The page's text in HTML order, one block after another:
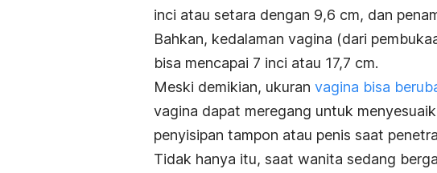
inci atau setara dengan 9,6 cm, dan
Bahkan, kedalaman vagina (dari
bisa mencapai 7 inci atau 17,7 cm.
Meski demikian, ukuran vagina bisa
vagina dapat meregang untuk
penyisipan tampon atau penis saat
Tidak hanya itu, saat wanita sedang